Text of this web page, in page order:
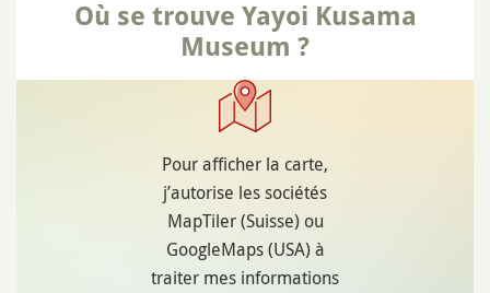
Où se trouve Yayoi Kusama
Museum ?
Pour afficher la carte,
j’autorise les sociétés
MapTiler (Suisse) ou
GoogleMaps (USA) à
traiter mes informations